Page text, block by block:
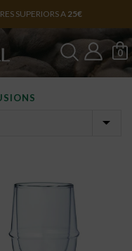
SUPERIORS A 25€
0